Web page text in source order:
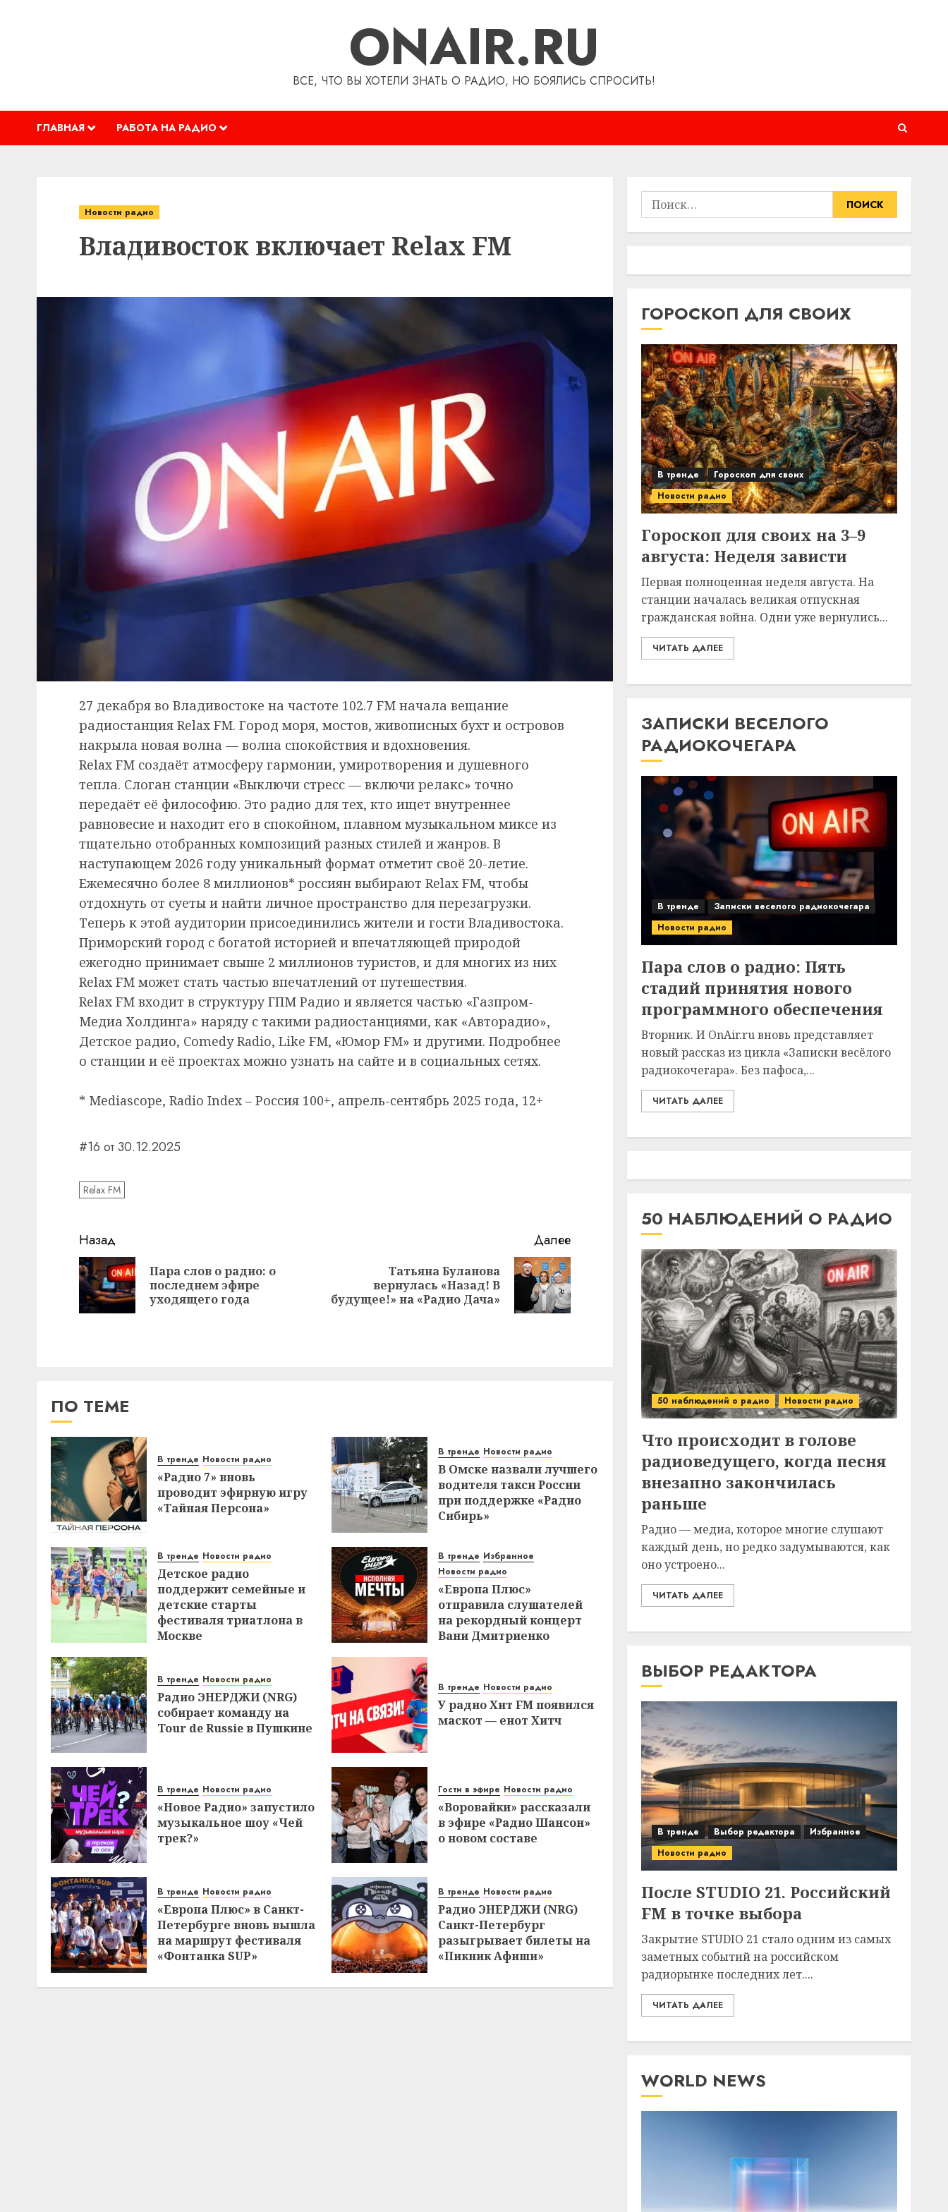
ONAIR.RU
ВСЕ, ЧТО ВЫ ХОТЕЛИ ЗНАТЬ О РАДИО, НО БОЯЛИСЬ СПРОСИТЬ!
ГЛАВНАЯ РАБОТА НА РАДИО
Новости радио
Владивосток включает Relax FM
27 декабря во Владивостоке на частоте 102.7 FM начала вещание
радиостанция Relax FM. Город моря, мостов, живописных бухт и островов
накрыла новая волна — волна спокойствия и вдохновения.
Relax FM создаёт атмосферу гармонии, умиротворения и душевного
тепла. Слоган станции «Выключи стресс — включи релакс» точно
передаёт её философию. Это радио для тех, кто ищет внутреннее
равновесие и находит его в спокойном, плавном музыкальном миксе из
тщательно отобранных композиций разных стилей и жанров. В
наступающем 2026 году уникальный формат отметит своё 20-летие.
Ежемесячно более 8 миллионов* россиян выбирают Relax FM, чтобы
отдохнуть от суеты и найти личное пространство для перезагрузки.
Теперь к этой аудитории присоединились жители и гости Владивостока.
Приморский город с богатой историей и впечатляющей природой
ежегодно принимает свыше 2 миллионов туристов, и для многих из них
Relax FM может стать частью впечатлений от путешествия.
Relax FM входит в структуру ГПМ Радио и является частью «Газпром-
Медиа Холдинга» наряду с такими радиостанциями, как «Авторадио»,
Детское радио, Comedy Radio, Like FM, «Юмор FM» и другими. Подробнее
о станции и её проектах можно узнать на сайте и в социальных сетях.
* Mediascope, Radio Index – Россия 100+, апрель-сентябрь 2025 года, 12+
#16 от 30.12.2025
Relax FM
Навигация
записи
Назад
Предыдущая
запись:
Пара слов о радио: о
последнем эфире
уходящего года
Далее
Следующая
запись:
Татьяна Буланова
вернулась «Назад! В
будущее!» на «Радио Дача»
ПО ТЕМЕ
В тренде Новости радио
«Радио 7» вновь
проводит эфирную игру
«Тайная Персона»
В тренде Новости радио
В Омске назвали лучшего
водителя такси России
при поддержке «Радио
Сибирь»
В тренде Новости радио
Детское радио
поддержит семейные и
детские старты
фестиваля триатлона в
Москве
В тренде Избранное
Новости радио
«Европа Плюс»
отправила слушателей
на рекордный концерт
Вани Дмитриенко
В тренде Новости радио
Радио ЭНЕРДЖИ (NRG)
собирает команду на
Tour de Russie в Пушкине
В тренде Новости радио
У радио Хит FM появился
маскот — енот Хитч
В тренде Новости радио
«Новое Радио» запустило
музыкальное шоу «Чей
трек?»
Гости в эфире Новости радио
«Воровайки» рассказали
в эфире «Радио Шансон»
о новом составе
В тренде Новости радио
«Европа Плюс» в Санкт-
Петербурге вновь вышла
на маршрут фестиваля
«Фонтанка SUP»
В тренде Новости радио
Радио ЭНЕРДЖИ (NRG)
Санкт-Петербург
разыгрывает билеты на
«Пикник Афиши»
Найти:
ГОРОСКОП ДЛЯ СВОИХ
В тренде
Гороскоп для своих
Новости радио
Гороскоп для своих на 3–9
августа: Неделя зависти
Первая полноценная неделя августа. На
станции началась великая отпускная
гражданская война. Одни уже вернулись...
ЧИТАТЬ ДАЛЕЕ
ЗАПИСКИ ВЕСЕЛОГО
РАДИОКОЧЕГАРА
В тренде
Записки веселого радиокочегара
Новости радио
Пара слов о радио: Пять
стадий принятия нового
программного обеспечения
Вторник. И OnAir.ru вновь представляет
новый рассказ из цикла «Записки весёлого
радиокочегара». Без пафоса,...
ЧИТАТЬ ДАЛЕЕ
50 НАБЛЮДЕНИЙ О РАДИО
50 наблюдений о радио Новости радио
Что происходит в голове
радиоведущего, когда песня
внезапно закончилась
раньше
Радио — медиа, которое многие слушают
каждый день, но редко задумываются, как
оно устроено...
ЧИТАТЬ ДАЛЕЕ
ВЫБОР РЕДАКТОРА
В тренде Выбор редактора
Избранное
Новости радио
После STUDIO 21. Российский
FM в точке выбора
Закрытие STUDIO 21 стало одним из самых
заметных событий на российском
радиорынке последних лет....
ЧИТАТЬ ДАЛЕЕ
WORLD NEWS